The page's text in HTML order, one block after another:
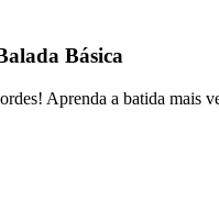
Básica
Aprenda a batida mais